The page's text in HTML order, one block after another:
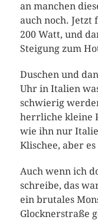
an manchen
auch noch. Jetzt
200 Watt, und
Steigung zum
Duschen und
Uhr in Italien
schwierig
herrliche kleine
wie ihn nur
Klischee, aber
Auch wenn ich
schreibe, das
ein brutales
Glocknerstraße